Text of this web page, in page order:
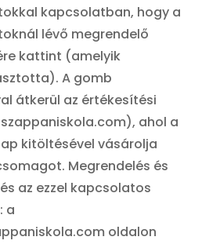
kapcsolatban, hogy a
lévő megrendelő
kattint (amelyik
A gomb
átkerül az értékesítési
ahol a
kitöltésével vásárolja
Megrendelés és
az ezzel kapcsolatos
a
oldalon